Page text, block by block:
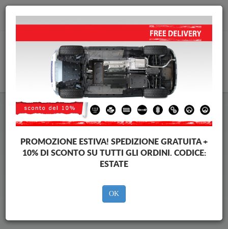
info@piastraparamotore.com
Piastra paramotore di acciaio
Citroen Dispatch
PROMOZIONE ESTIVA! SPEDIZIONE GRATUITA +
10% DI SCONTO SU TUTTI GLI ORDINI. CODICE:
ESTATE
OK